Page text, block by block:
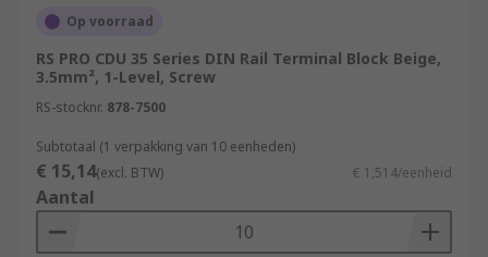
Op voorraad
RS PRO CDU 35 Series DIN Rail Terminal Block Beige,
3.5mm², 1-Level, Screw
RS-stocknr. 878-7500
Subtotaal (1 verpakking van 10 eenheden)
€ 15,14(excl. BTW) € 1,514/eenheid
Aantal